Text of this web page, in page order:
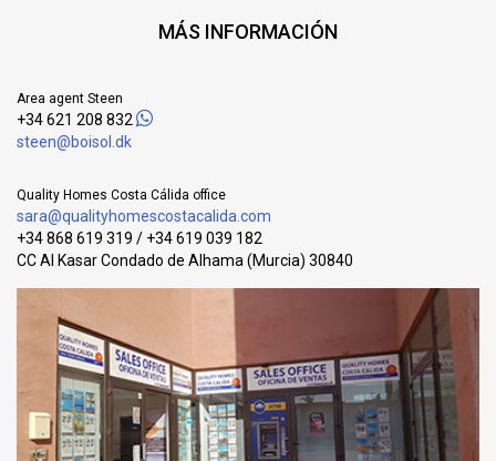
MÁS INFORMACIÓN
Area agent Steen
+34 621 208 832
steen@boisol.dk
Quality Homes Costa Cálida office
sara@qualityhomescostacalida.com
+34 868 619 319 / +34 619 039 182
CC Al Kasar Condado de Alhama (Murcia) 30840